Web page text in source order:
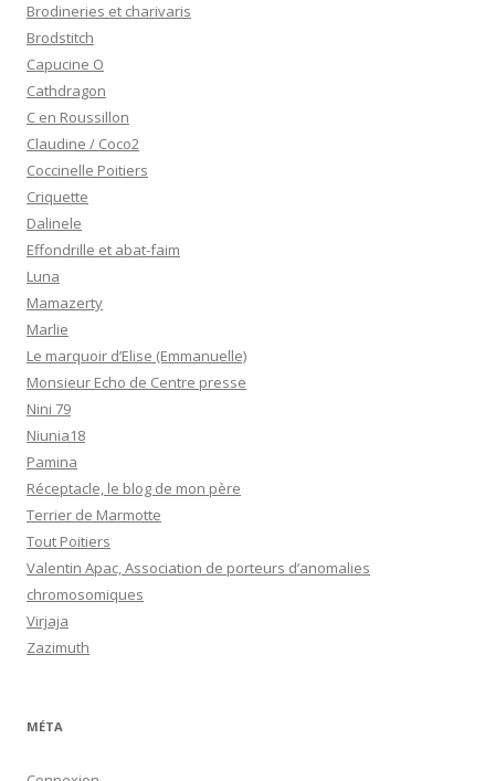
Brodineries et charivaris
Brodstitch
Capucine O
Cathdragon
C en Roussillon
Claudine / Coco2
Coccinelle Poitiers
Criquette
Dalinele
Effondrille et abat-faim
Luna
Mamazerty
Marlie
Le marquoir d’Elise (Emmanuelle)
Monsieur Echo de Centre presse
Nini 79
Niunia18
Pamina
Réceptacle, le blog de mon père
Terrier de Marmotte
Tout Poitiers
Valentin Apac, Association de porteurs d’anomalies
chromosomiques
Virjaja
Zazimuth
MÉTA